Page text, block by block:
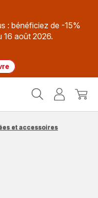
: bénéficiez de -15%
16 août 2026.
MonMon
et accessoires